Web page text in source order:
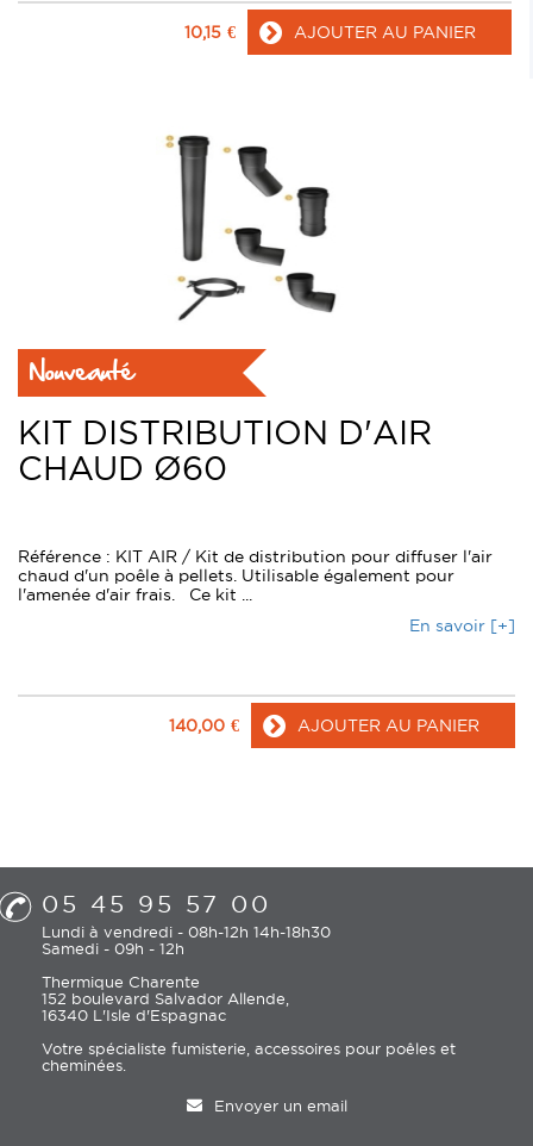
10,15 € AJOUTER AU PANIER
Nouveauté
KIT DISTRIBUTION D'AIR
CHAUD Ø60
Référence : KIT AIR / Kit de distribution pour diffuser l'air
chaud d'un poêle à pellets. Utilisable également pour
l'amenée d'air frais. Ce kit ...
En savoir [+]
140,00 € AJOUTER AU PANIER
05 45 95 57 00
Lundi à vendredi - 08h-12h 14h-18h30
Samedi - 09h - 12h
Thermique Charente
152 boulevard Salvador Allende,
16340 L'Isle d'Espagnac
Votre spécialiste fumisterie, accessoires pour poêles et
cheminées.
Envoyer un email